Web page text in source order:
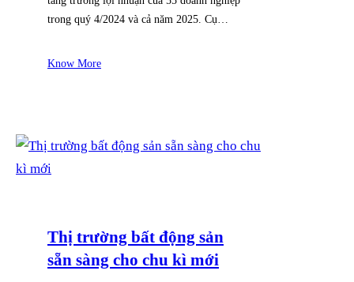
trong quý 4/2024 và cả năm 2025. Cụ…
Know More
Thị trường bất động sản
sẵn sàng cho chu kì mới